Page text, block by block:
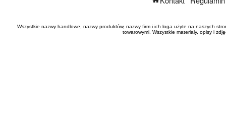
Wszystkie nazwy handlowe, nazwy produktów, nazwy firm i ich loga użyte na naszych
towarowymi. Wszystkie materiały, opisy i